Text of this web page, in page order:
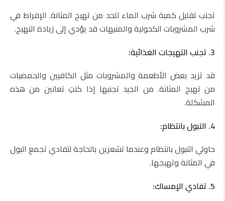
تجنب تقليل كمية شرب الماء للحد من تهيج المثانة. الإفراط في
شرب المشروبات الكحولية والمنبهات قد يؤدي إلى زيادة التهيج.
3. تجنب التهيجات الغذائية:
قد تزيد بعض الأطعمة والمشروبات مثل الكافيين والحمضيات
من تهيج المثانة. من الجيد تجنبها إذا كنتِ تعانين من هذه
المشكلة.
4. التبول بانتظام:
حاولي التبول بانتظام وعندما تشعرين بالحاجة لتفادي تجمع البول
في المثانة وتهيجها.
5. تفادي الإمساك: